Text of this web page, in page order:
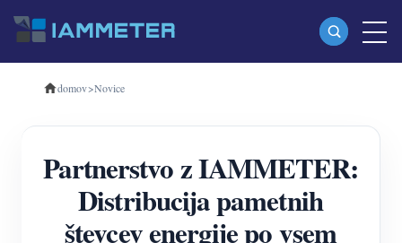
Izdelki
Trifazni merilnik energije Wi-Fi (WEM3080T)
Trifazni merilnik energije Wi-Fi (WEM3046T)
Trifazni merilnik energije Wi-Fi (WEM3050T)
domov>Novice
Partnerstvo z IAMMETER:
Distribucija pametnih
števcev energije po vsem